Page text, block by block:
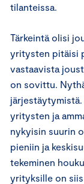
tilanteissa.
Tärkeintä olisi
yritysten pitäisi
vastaavista
on sovittu.
yritysten ja
nykyisin suurin
pieniin ja
tekeminen
yrityksille on